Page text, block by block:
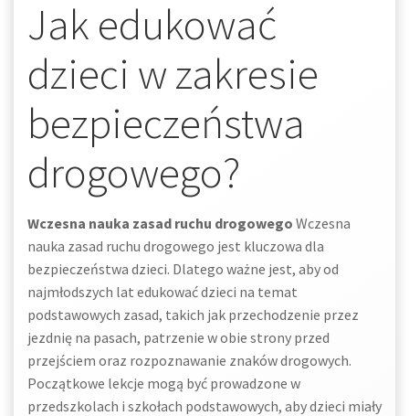
Jak edukować
dzieci w zakresie
bezpieczeństwa
drogowego?
Wczesna nauka zasad ruchu drogowego Wczesna
nauka zasad ruchu drogowego jest kluczowa dla
bezpieczeństwa dzieci. Dlatego ważne jest, aby od
najmłodszych lat edukować dzieci na temat
podstawowych zasad, takich jak przechodzenie przez
jezdnię na pasach, patrzenie w obie strony przed
przejściem oraz rozpoznawanie znaków drogowych.
Początkowe lekcje mogą być prowadzone w
przedszkolach i szkołach podstawowych, aby dzieci miały